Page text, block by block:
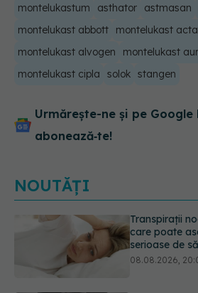
montelukastum
asthator astmasan
montelukast abbott
montelukast
montelukast alvogen
montelukast
montelukast cipla
solok stangen
Urmărește-ne și pe Google
abonează‑te!
NOUTĂȚI
Ce poți
dacă ai
care reduce